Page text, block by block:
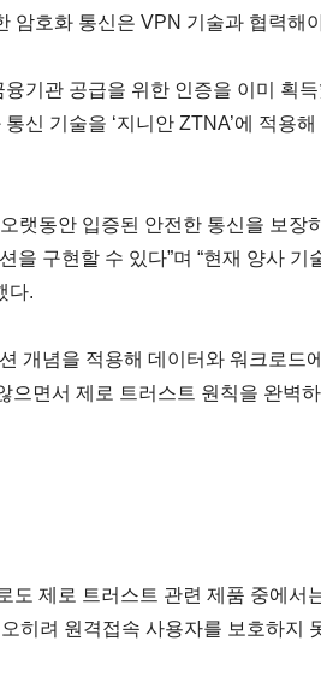
암호화 통신은 VPN 기술과 협력해
기관 공급을 위한 인증을 이미 획득
신 기술을 ‘지니안 ZTNA’에 적용
랫동안 입증된 안전한 통신을 보장
구현할 수 있다”며 “현재 양사 기
다.
개념을 적용해 데이터와 워크로드
면서 제로 트러스트 원칙을 완벽
제로 트러스트 관련 제품 중에서
히려 원격접속 사용자를 보호하지